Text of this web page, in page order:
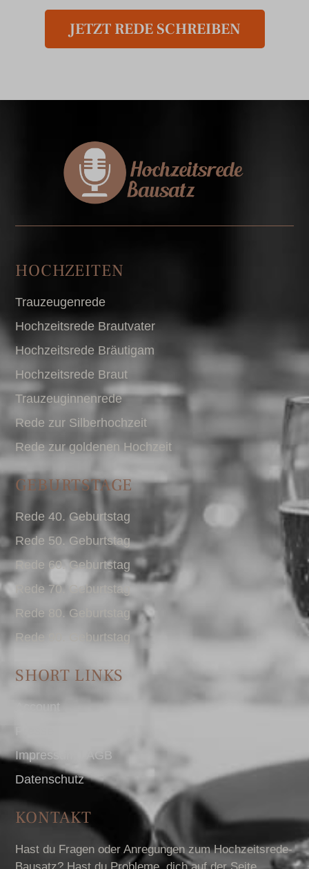
JETZT REDE SCHREIBEN
HOCHZEITEN
Trauzeugenrede
Hochzeitsrede Brautvater
Hochzeitsrede Bräutigam
Hochzeitsrede Braut
Trauzeuginnenrede
Rede zur Silberhochzeit
Rede zur goldenen Hochzeit
GEBURTSTAGE
Rede 40. Geburtstag
Rede 50. Geburtstag
Rede 60. Geburtstag
Rede 70. Geburtstag
Rede 80. Geburtstag
Rede 90. Geburtstag
SHORT LINKS
Account
Impressum I AGB
Datenschutz
KONTAKT
Hast du Fragen oder Anregungen zum Hochzeitsrede-